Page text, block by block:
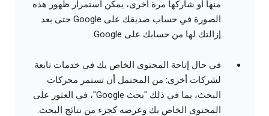
منها أو شاركها مرة أخرى، يمكن استمرار ظهور هذه
الصورة في حساب صديقك على Google حتى بعد
إزالتك لها من حسابك على Google.
في حال إتاحة المحتوى الخاص بك في خدمات تابعة
لشركات أخرى: من المحتمل أن تستمر محركات
البحث، بما في ذلك "بحث Google"، في العثور على
المحتوى الخاص بك وعرضه كجزء من نتائج البحث.